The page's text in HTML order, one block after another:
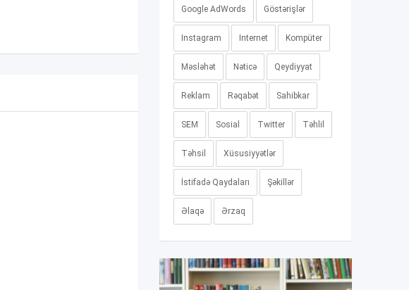
Google AdWords Göstərişlər
Instagram Internet Kompüter
Məsləhət Nəticə Qeydiyyat
Reklam Rəqabət Sahibkar
SEM Sosial Twitter Təhlil
Təhsil Xüsusiyyətlər
İstifadə Qaydaları Şəkillər
Əlaqə Ərzaq